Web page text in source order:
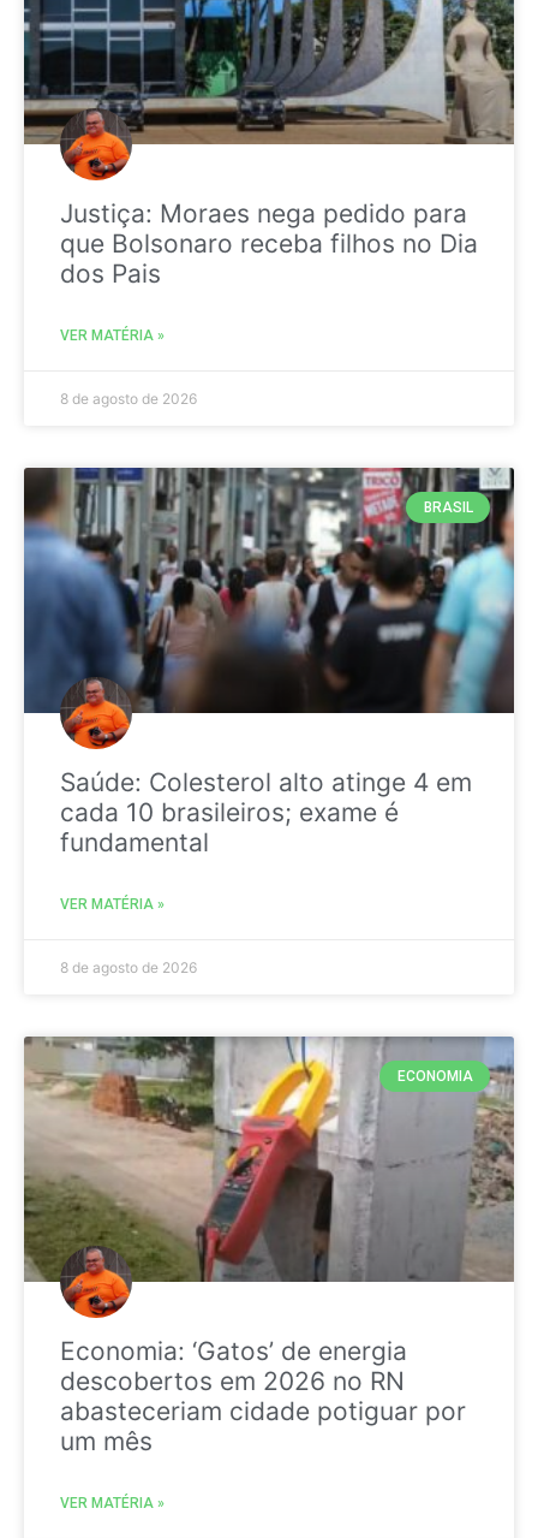
Justiça: Moraes nega pedido para
que Bolsonaro receba filhos no Dia
dos Pais
VER MATÉRIA »
8 de agosto de 2026
BRASIL
Saúde: Colesterol alto atinge 4 em
cada 10 brasileiros; exame é
fundamental
VER MATÉRIA »
8 de agosto de 2026
ECONOMIA
Economia: ‘Gatos’ de energia
descobertos em 2026 no RN
abasteceriam cidade potiguar por
um mês
VER MATÉRIA »